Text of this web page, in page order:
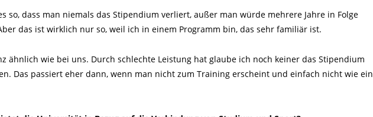
so, dass man niemals das Stipendium verliert, außer man würde mehrere Jahre in Folge
das ist wirklich nur so, weil ich in einem Programm bin, das sehr familiär ist.
ähnlich wie bei uns. Durch schlechte Leistung hat glaube ich noch keiner das Stipendium
Das passiert eher dann, wenn man nicht zum Training erscheint und einfach nicht wie ein